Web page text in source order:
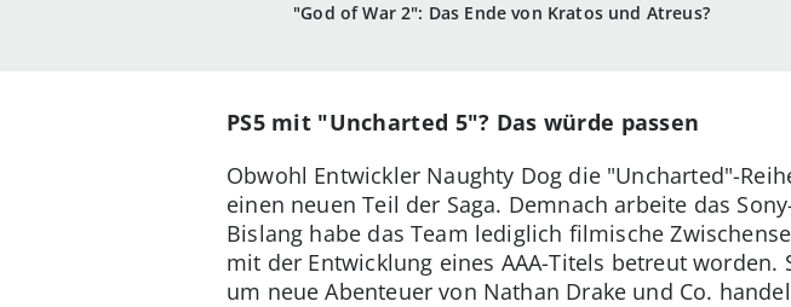
"God of War 2": Das Ende von Kratos und Atreus?
PS5 mit "Uncharted 5"? Das würde passen
Obwohl Entwickler Naughty Dog die "Uncharted"-
einen neuen Teil der Saga. Demnach arbeite das
Bislang habe das Team lediglich filmische
mit der Entwicklung eines AAA-Titels betreut
um neue Abenteuer von Nathan Drake und Co.